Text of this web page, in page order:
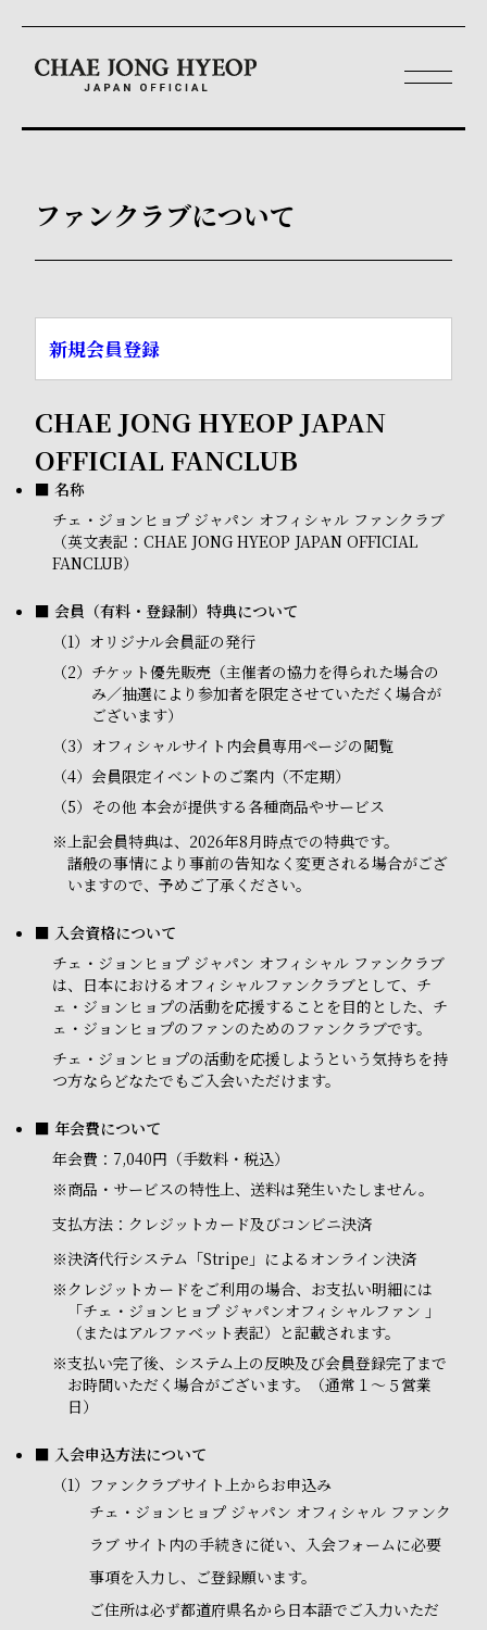
ファンクラブについて
新規会員登録
CHAE JONG HYEOP JAPAN
OFFICIAL FANCLUB
■ 名称
チェ・ジョンヒョプ ジャパン オフィシャル ファンクラブ
（英文表記：CHAE JONG HYEOP JAPAN OFFICIAL
FANCLUB）
■ 会員（有料・登録制）特典について
（1） オリジナル会員証の発行
（2） チケット優先販売（主催者の協力を得られた場合の
み／抽選により参加者を限定させていただく場合が
ございます）
（3） オフィシャルサイト内会員専用ページの閲覧
（4） 会員限定イベントのご案内（不定期）
（5） その他 本会が提供する各種商品やサービス
※上記会員特典は、2026年8月時点での特典です。
諸般の事情により事前の告知なく変更される場合がござ
いますので、予めご了承ください。
■ 入会資格について
チェ・ジョンヒョプ ジャパン オフィシャル ファンクラブ
は、日本におけるオフィシャルファンクラブとして、チ
ェ・ジョンヒョプの活動を応援することを目的とした、チ
ェ・ジョンヒョプのファンのためのファンクラブです。
チェ・ジョンヒョプの活動を応援しようという気持ちを持
つ方ならどなたでもご入会いただけます。
■ 年会費について
年会費：7,040円（手数料・税込）
※商品・サービスの特性上、送料は発生いたしません。
支払方法：クレジットカード及びコンビニ決済
※決済代行システム「Stripe」によるオンライン決済
※ クレジットカードをご利用の場合、お支払い明細には
「チェ・ジョンヒョプ ジャパンオフィシャルファン 」
（またはアルファベット表記）と記載されます。
※支払い完了後、システム上の反映及び会員登録完了まで
お時間いただく場合がございます。（通常１～５営業
日）
■ 入会申込方法について
（1） ファンクラブサイト上からお申込み
チェ・ジョンヒョプ ジャパン オフィシャル ファンク
ラブ サイト内の手続きに従い、入会フォームに必要
事項を入力し、ご登録願います。
ご住所は必ず都道府県名から日本語でご入力いただ